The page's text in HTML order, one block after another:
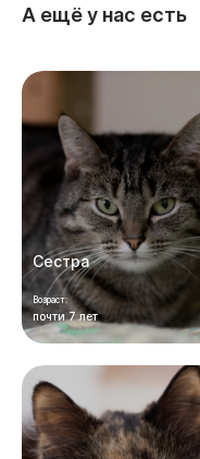
А ещё у нас есть
Сестра
Возраст:
почти 7 лет